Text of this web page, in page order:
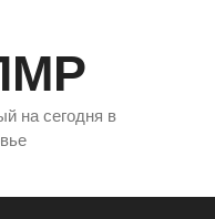
на сегодня в